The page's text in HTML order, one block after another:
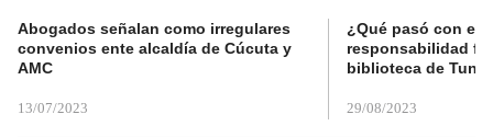
Abogados señalan como irregulares
convenios ente alcaldía de Cúcuta y
AMC
13/07/2023
¿Qué pasó con el
responsabilidad
biblioteca de
29/08/2023